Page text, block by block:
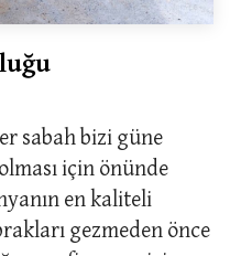
sabah bizi güne
için önünde
en kaliteli
gezmeden önce